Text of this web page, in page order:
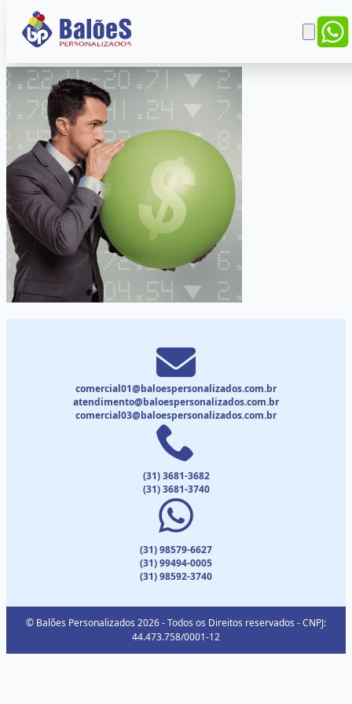
comercial01@baloespersonalizados.com.br
atendimento@baloespersonalizados.com.br
comercial03@baloespersonalizados.com.br
(31) 3681-3682
(31) 3681-3740
(31) 98579-6627
(31) 99494-0005
(31) 98592-3740
© Balões Personalizados 2026 - Todos os Direitos reservados - CNPJ:
44.473.758/0001-12